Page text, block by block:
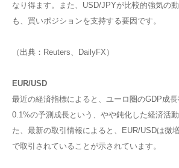
なり得ます。また、USD/JPYが比較的強気の
も、買いポジションを支持する要因です。
（出典：Reuters、DailyFX）
EUR/USD
最近の経済指標によると、ユーロ圏のGDP成
0.1%の予測成長という、やや鈍化した経済活
た、最新の取引情報によると、EUR/USDは微
で取引されていることが示されています。